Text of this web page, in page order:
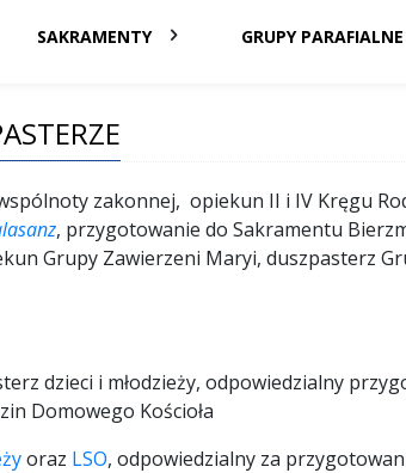
SAKRAMENTY GRUPY PARAFIALNE
zakonnej, opiekun II i IV Kręgu
, przygotowanie do Sakramentu
Grupy Zawierzeni Maryi, duszpasterz
dzieci i młodzieży, odpowiedzialny
Domowego Kościoła
oraz LSO, odpowiedzialny za